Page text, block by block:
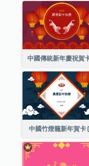
中國竹燈籠新年賀卡